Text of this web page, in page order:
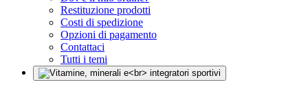
Restituzione prodotti
Costi di spedizione
Opzioni di pagamento
Contattaci
Tutti i temi